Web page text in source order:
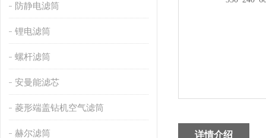
防静电滤筒
锂电滤筒
螺杆滤筒
安曼能滤芯
菱形端盖钻机空气滤筒
赫尔滤筒 详情介绍